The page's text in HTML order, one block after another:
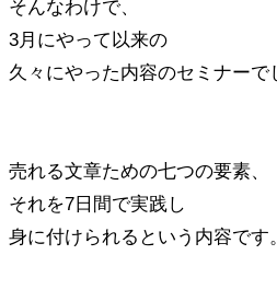
そんなわけで、
3月にやって以来の
久々にやった内容のセミナーで
売れる文章ための七つの要素、
それを7日間で実践し
身に付けられるという内容です。